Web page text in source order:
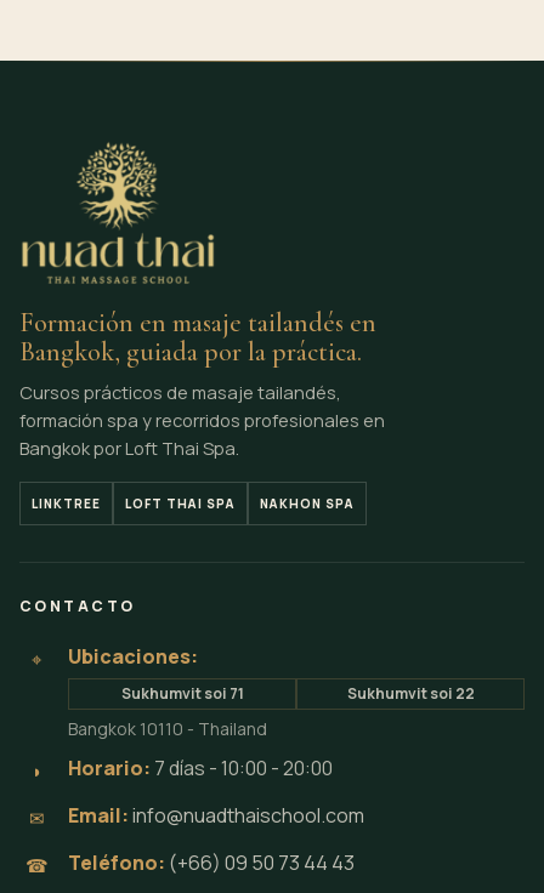
Formación en masaje tailandés en
Bangkok, guiada por la práctica.
Cursos prácticos de masaje tailandés,
formación spa y recorridos profesionales en
Bangkok por Loft Thai Spa.
LINKTREE LOFT THAI SPA NAKHON SPA
CONTACTO
⌖ Ubicaciones:
Sukhumvit soi 71 Sukhumvit soi 22
Bangkok 10110 - Thailand
◗ Horario: 7 días - 10:00 - 20:00
✉ Email:info@nuadthaischool.com
☎ Teléfono: (+66) 09 50 73 44 43